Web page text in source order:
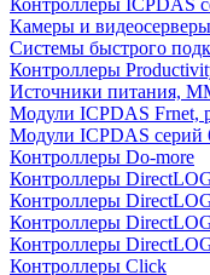
Контроллеры ICPDAS
Камеры и видеосерверы
Системы быстрого
Контроллеры
Источники питания,
Модули ICPDAS Frnet,
Модули ICPDAS серий
Контроллеры Do-more
Контроллеры
Контроллеры
Контроллеры
Контроллеры
Контроллеры Click